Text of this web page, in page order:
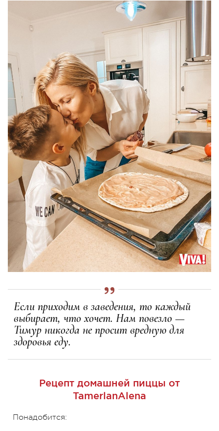
Если приходим в заведения, то каждый
выбирает, что хочет. Нам повезло —
Тимур никогда не просит вредную для
здоровья еду.
Рецепт домашней пиццы от
TamerlanAlena
Понадобится: